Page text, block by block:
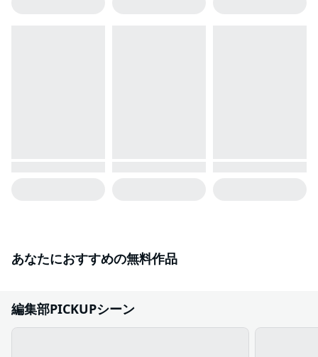
あなたにおすすめの無料作品
編集部PICKUPシーン